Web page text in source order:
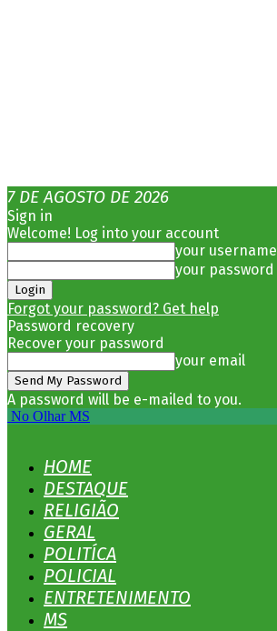
7 DE AGOSTO DE 2026
Sign in
Welcome! Log into your account
your username
your password
Forgot your password? Get help
Password recovery
Recover your password
your email
A password will be e-mailed to you.
No Olhar MS
HOME
DESTAQUE
RELIGIÃO
GERAL
POLITÍCA
POLICIAL
ENTRETENIMENTO
MS